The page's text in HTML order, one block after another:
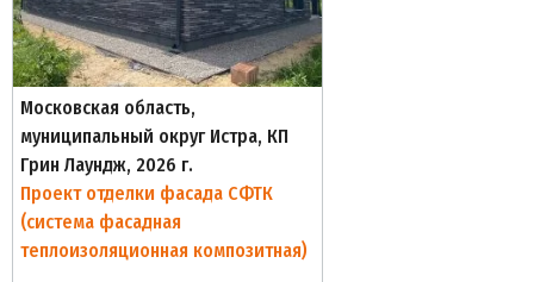
Московская область,
муниципальный округ Истра, КП
Грин Лаундж, 2026 г.
Проект отделки фасада СФТК
(система фасадная
теплоизоляционная композитная)